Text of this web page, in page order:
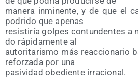
mane­ra inmi­nen­te, y de que el
podri­do que apenas
resis­ti­ría gol­pes con­tun­den­tes a
do rápi­da­men­te al
auto­ri­ta­ris­mo más reac­cio­na­rio
refor­za­da por una
pasi­vi­dad obe­dien­te irracional.